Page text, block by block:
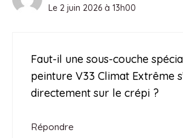
Le 2 juin 2026 à 13h00
Faut-il une sous-couche
peinture V33 Climat Extrême
directement sur le crépi ?
Répondre